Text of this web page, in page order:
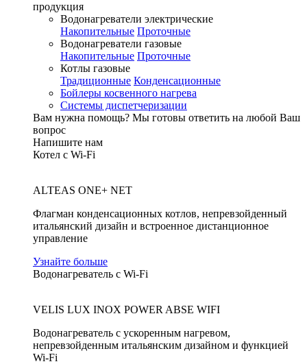
продукция
Водонагреватели электрические
Накопительные Проточные
Водонагреватели газовые
Накопительные Проточные
Котлы газовые
Традиционные Конденсационные
Бойлеры косвенного нагрева
Системы диспетчеризации
Вам нужна помощь? Мы готовы ответить на любой Ваш
вопрос
Напишите нам
Котел с Wi-Fi
ALTEAS ONE+ NET
Флагман конденсационных котлов, непревзойденный
итальянский дизайн и встроенное дистанционное
управление
Узнайте больше
Водонагреватель с Wi-Fi
VELIS LUX INOX POWER ABSE WIFI
Водонагреватель с ускоренным нагревом,
непревзойденным итальянским дизайном и функцией
Wi-Fi